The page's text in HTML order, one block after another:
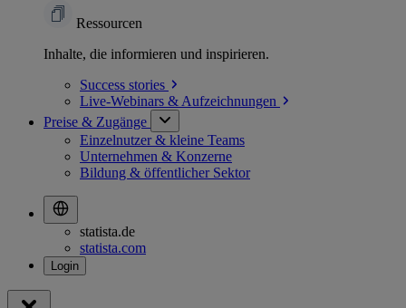
Ressourcen
Inhalte, die informieren und inspirieren.
Success stories
Live-Webinars & Aufzeichnungen
Preise & Zugänge
Einzelnutzer & kleine Teams
Unternehmen & Konzerne
Bildung & öffentlicher Sektor
statista.de
statista.com